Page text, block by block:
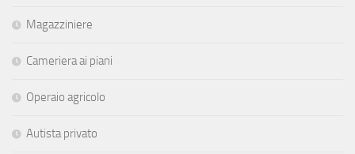
Magazziniere
Cameriera ai piani
Operaio agricolo
Autista privato